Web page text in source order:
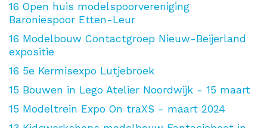
16 Open huis modelspoorvereniging
Baroniespoor Etten-Leur
16 Modelbouw Contactgroep Nieuw-Beijerland
expositie
16 5e Kermisexpo Lutjebroek
15 Bouwen in Lego Atelier Noordwijk - 15 maart
15 Modeltrein Expo On traXS - maart 2024